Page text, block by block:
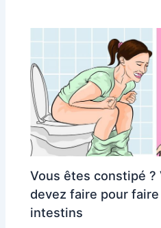
Vous êtes constipé ?
devez faire pour
intestins